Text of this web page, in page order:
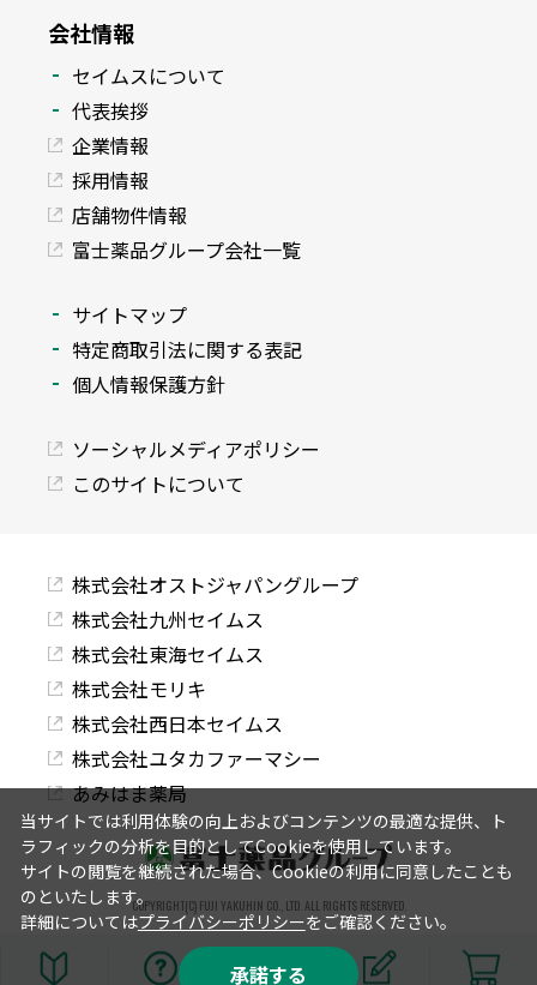
会社情報
セイムスについて
代表挨拶
企業情報
採用情報
店舗物件情報
富士薬品グループ会社一覧
サイトマップ
特定商取引法に関する表記
個人情報保護方針
ソーシャルメディアポリシー
このサイトについて
株式会社オストジャパングループ
株式会社九州セイムス
株式会社東海セイムス
株式会社モリキ
株式会社西日本セイムス
株式会社ユタカファーマシー
あみはま薬局
COPYRIGHT(C) FUJI YAKUHIN CO., LTD. ALL RIGHTS RESERVED.
当サイトでは利用体験の向上およびコンテンツの最適な提供、ト
ラフィックの分析を目的としてCookieを使用しています。
サイトの閲覧を継続された場合、Cookieの利用に同意したことも
のといたします。
詳細についてはプライバシーポリシーをご確認ください。
承諾する